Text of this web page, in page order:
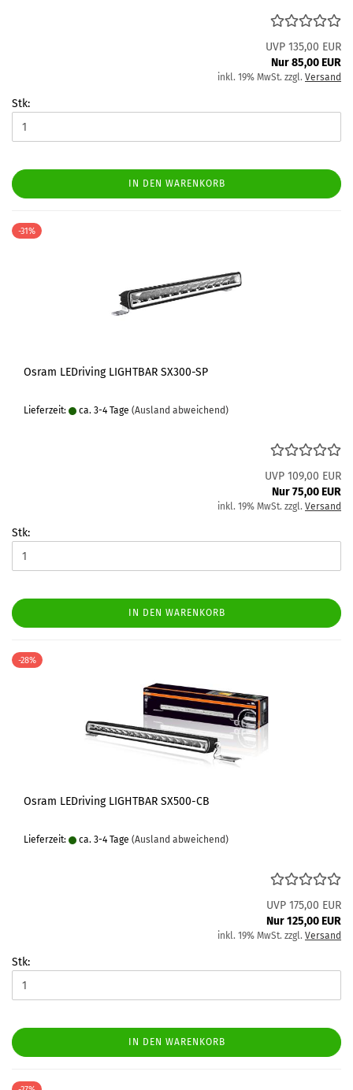
UVP 135,00 EUR
Nur 85,00 EUR
inkl. 19% MwSt. zzgl. Versand
Stk:
IN DEN WARENKORB
-31%
Osram LEDriving LIGHTBAR SX300-SP
Lieferzeit: ca. 3-4 Tage (Ausland abweichend)
UVP 109,00 EUR
Nur 75,00 EUR
inkl. 19% MwSt. zzgl. Versand
Stk:
IN DEN WARENKORB
-28%
Osram LEDriving LIGHTBAR SX500-CB
Lieferzeit: ca. 3-4 Tage (Ausland abweichend)
UVP 175,00 EUR
Nur 125,00 EUR
inkl. 19% MwSt. zzgl. Versand
Stk:
IN DEN WARENKORB